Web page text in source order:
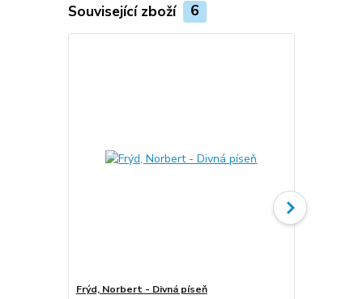
Související zboží 6
Frýd, Norbert - Divná píseň